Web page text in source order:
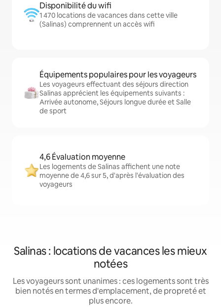
Disponibilité du wifi
1 470 locations de vacances dans cette ville
(Salinas) comprennent un accès wifi
Équipements populaires pour les voyageurs
Les voyageurs effectuant des séjours direction
Salinas apprécient les équipements suivants :
Arrivée autonome, Séjours longue durée et Salle
de sport
4,6 Évaluation moyenne
Les logements de Salinas affichent une note
moyenne de 4,6 sur 5, d'après l'évaluation des
voyageurs
Salinas : locations de vacances les mieux
notées
Les voyageurs sont unanimes : ces logements sont très
bien notés en termes d'emplacement, de propreté et
plus encore.